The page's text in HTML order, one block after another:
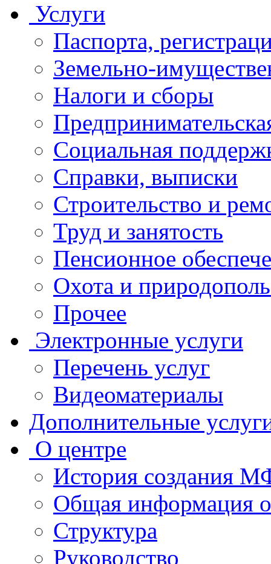
Услуги
Паспорта,
Земельно-
Налоги и сборы
Социальная
Справки, выписки
Строительство и
Труд и занятость
Пенсионное
Охота и
Прочее
Электронные услуги
Перечень услуг
Видеоматериалы
Дополнительные
О центре
История создания
Общая
Структура
Руководство